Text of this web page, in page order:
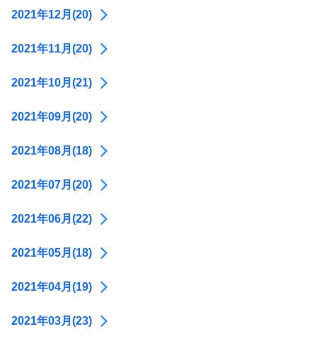
2021年12月(20)
2021年11月(20)
2021年10月(21)
2021年09月(20)
2021年08月(18)
2021年07月(20)
2021年06月(22)
2021年05月(18)
2021年04月(19)
2021年03月(23)